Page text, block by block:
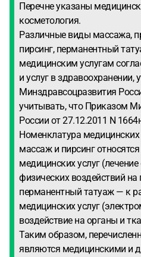
Перечне указаны
косметология.
Различные виды массажа,
пирсинг, перманентный
медицинским услугам
и услуг в здравоохранении,
Минздравсоцразвития
учитывать, что Приказом
России от 27.12.2011 N
Номенклатура медицинских
массаж и пирсинг
медицинских услуг
физических воздействий на
перманентный татуаж — к
медицинских услуг
воздействие на органы и
Таким образом,
являются медицинскими и